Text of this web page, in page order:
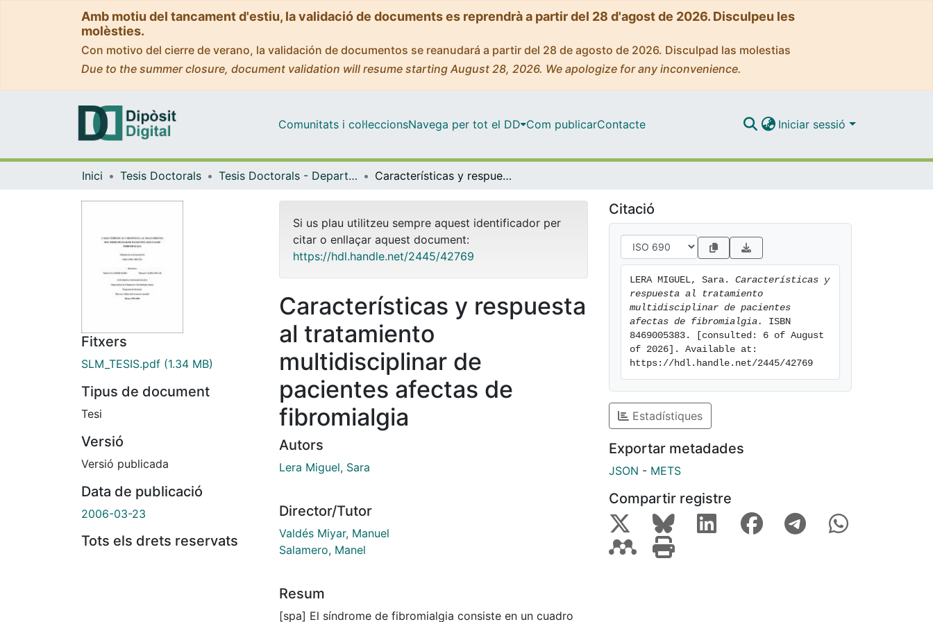
Amb motiu del tancament d'estiu, la validació de documents es reprendrà a partir del 28 d'agost de 2026. Disculpeu les
molèsties.
Con motivo del cierre de verano, la validación de documentos se reanudará a partir del 28 de agosto de 2026. Disculpad las molestias
Due to the summer closure, document validation will resume starting August 28, 2026. We apologize for any inconvenience.
Comunitats i col·leccionsNavega per tot el DD Com publicarContacte Iniciar sessió
Inici Tesis Doctorals Tesis Doctorals - Departament - Psiquiatria i Psicobiologia Clínica Características y respuesta al tratamiento multidisciplinar de pacientes afectas de fibromialgia
Fitxers
SLM_TESIS.pdf (1.34 MB)
Tipus de document
Tesi
Versió
Versió publicada
Data de publicació
2006-03-23
Tots els drets reservats
Si us plau utilitzeu sempre aquest identificador per
citar o enllaçar aquest document:
https://hdl.handle.net/2445/42769
Características y respuesta
al tratamiento
multidisciplinar de
pacientes afectas de
fibromialgia
Autors
Lera Miguel, Sara
Director/Tutor
Valdés Miyar, Manuel
Salamero, Manel
Resum
[spa] El síndrome de fibromialgia consiste en un cuadro
Citació
LERA MIGUEL, Sara. Características y
respuesta al tratamiento
multidisciplinar de pacientes
afectas de fibromialgia.
ISBN
8469005383. [consulted: 6 of August
of 2026]. Available at:
https://hdl.handle.net/2445/42769
Estadístiques
Exportar metadades
JSON - METS
Compartir registre